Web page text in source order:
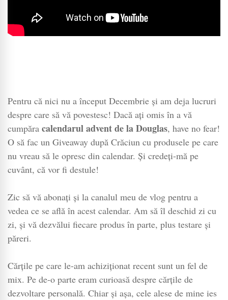
Pentru că nici nu a început Decembrie și am deja lucruri
despre care să vă povestesc! Dacă ați omis în a vă
cumpăra calendarul advent de la Douglas, have no fear!
O să fac un Giveaway după Crăciun cu produsele pe care
nu vreau să le opresc din calendar. Și credeți-mă pe
cuvânt, că vor fi destule!
Zic să vă abonați și la canalul meu de vlog pentru a
vedea ce se află în acest calendar. Am să îl deschid zi cu
zi, și vă dezvălui fiecare produs în parte, plus testare și
păreri.
Cărțile pe care le-am achiziționat recent sunt un fel de
mix. Pe de-o parte eram curioasă despre cărțile de
dezvoltare personală. Chiar și așa, cele alese de mine ies